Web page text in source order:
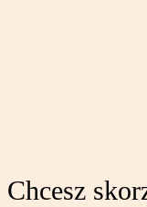
Chcesz